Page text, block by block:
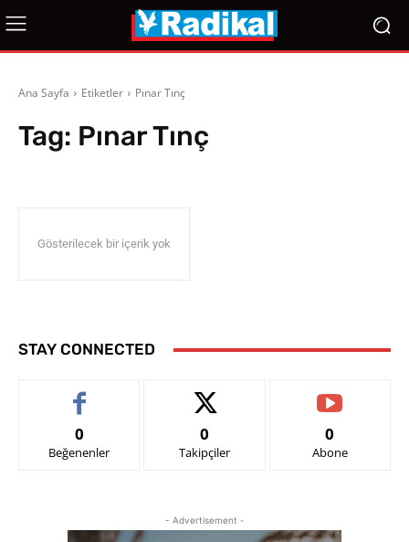
Ana Sayfa Etiketler Pınar Tınç
Tag: Pınar Tınç
Gösterilecek bir içerik yok
STAY CONNECTED
0
Beğenenler
0
Takipçiler
0
Abone
- Advertisement -